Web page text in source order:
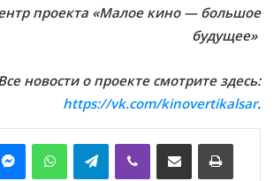
проекта «Малое кино — большое
будущее»
новости о проекте смотрите здесь:
https://vk.com/kinovertikalsar.
WhatsApp Telegram